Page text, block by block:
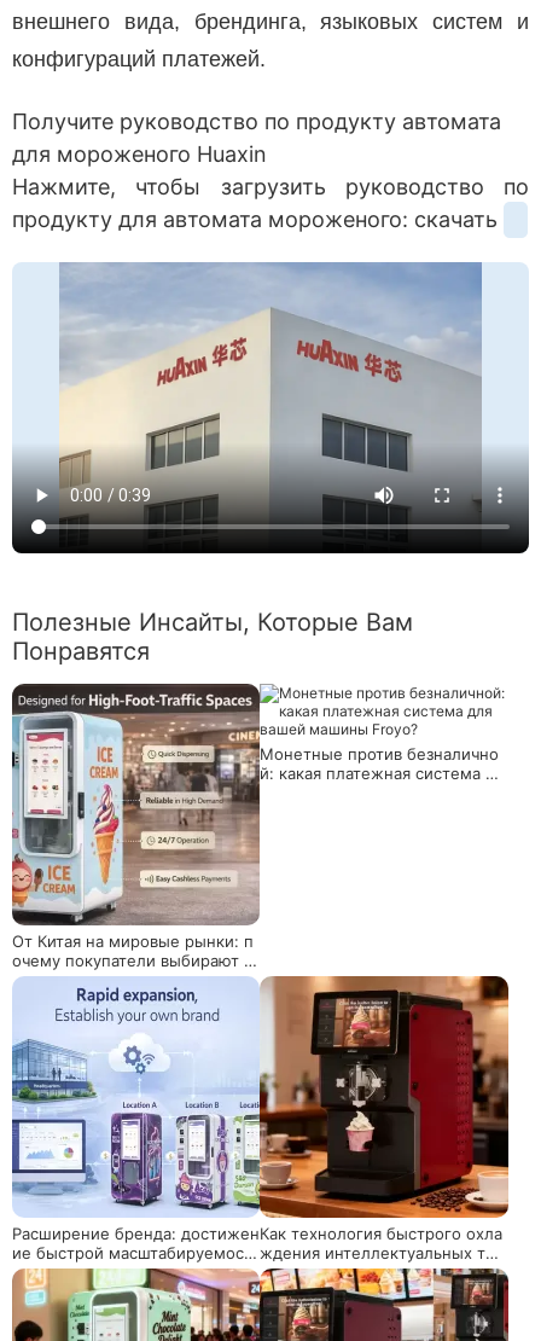
внешнего вида, брендинга, языковых систем и
конфигураций платежей.
Получите руководство по продукту автомата
для мороженого Huaxin
Нажмите, чтобы загрузить руководство по
продукту для автомата мороженого: скачать
Полезные Инсайты, Которые Вам
Понравятся
От Китая на мировые рынки: п
очему покупатели выбирают к
итайские торговые автоматы д
ля мороженого
Монетные против безналично
й: какая платежная система дл
Расширение бренда: достижен
ие быстрой масштабируемост
и с помощью автоматизирован
ных торговых автоматов для м
ороженого
Как технология быстрого охла
ждения интеллектуальных тор
говых автоматов мороженого
изменяет модель прибыли в с
ценариях с высоким трафико
м?